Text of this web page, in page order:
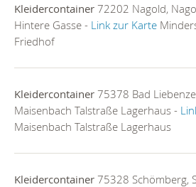
Kleidercontainer 72202 Nagold,
Hintere Gasse - Link zur Karte
Friedhof
Kleidercontainer 75378 Bad
Maisenbach Talstraße Lagerhaus -
Maisenbach Talstraße Lagerhaus
Kleidercontainer 75328 Schömberg,